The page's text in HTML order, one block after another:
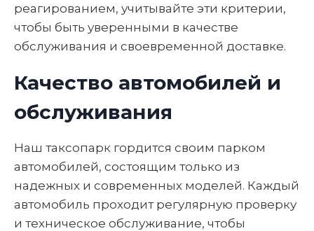
реагированием, учитывайте эти критерии,
чтобы быть уверенными в качестве
обслуживания и своевременной доставке.
Качество автомобилей и
обслуживания
Наш таксопарк гордится своим парком
автомобилей, состоящим только из
надежных и современных моделей. Каждый
автомобиль проходит регулярную проверку
и техническое обслуживание, чтобы